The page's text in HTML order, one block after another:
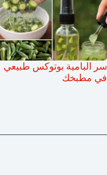
سر البامية بوتوكس طبيعي
في مطبخك